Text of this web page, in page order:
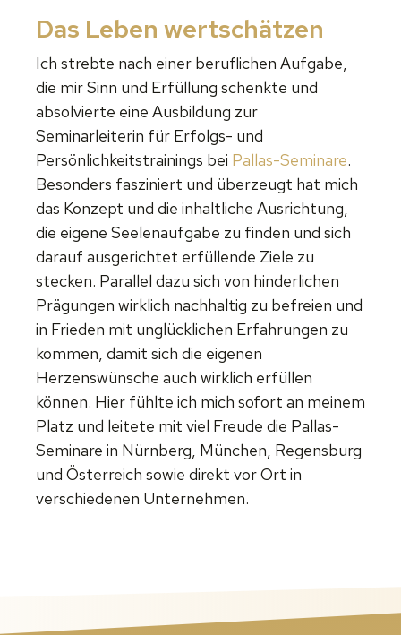
Das Leben wertschätzen
Ich strebte nach einer beruflichen Aufgabe,
die mir Sinn und Erfüllung schenkte und
absolvierte eine Ausbildung zur
Seminarleiterin für Erfolgs- und
Persönlichkeitstrainings bei Pallas-Seminare.
Besonders fasziniert und überzeugt hat mich
das Konzept und die inhaltliche Ausrichtung,
die eigene Seelenaufgabe zu finden und sich
darauf ausgerichtet erfüllende Ziele zu
stecken. Parallel dazu sich von hinderlichen
Prägungen wirklich nachhaltig zu befreien und
in Frieden mit unglücklichen Erfahrungen zu
kommen, damit sich die eigenen
Herzenswünsche auch wirklich erfüllen
können. Hier fühlte ich mich sofort an meinem
Platz und leitete mit viel Freude die Pallas-
Seminare in Nürnberg, München, Regensburg
und Österreich sowie direkt vor Ort in
verschiedenen Unternehmen.